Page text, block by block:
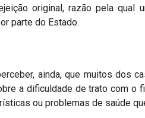
original, razão pela qual
parte do Estado.
ainda, que muitos dos
a dificuldade de trato com o
ou problemas de saúde